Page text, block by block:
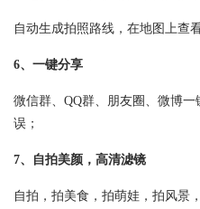
自动生成拍照路线，在地图上查
6、一键分享
微信群、QQ群、朋友圈、微博
误；
7、自拍美颜，高清滤镜
自拍，拍美食，拍萌娃，拍风景